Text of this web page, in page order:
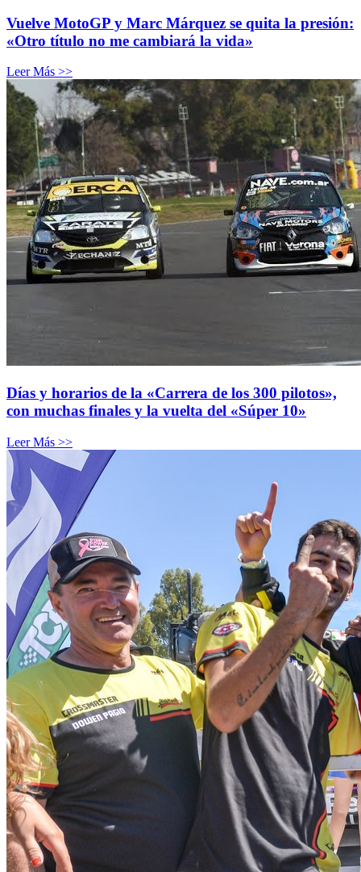
Vuelve MotoGP y Marc Márquez se quita la presión:
«Otro título no me cambiará la vida»
Leer Más >>
Días y horarios de la «Carrera de los 300 pilotos»,
con muchas finales y la vuelta del «Súper 10»
Leer Más >>